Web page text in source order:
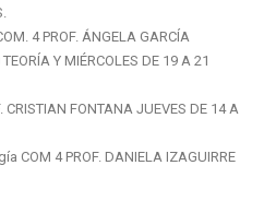
4 PROF. ÁNGELA GARCÍA
Y MIÉRCOLES DE 19 A 21
FONTANA JUEVES DE 14 A
COM 4 PROF. DANIELA IZAGUIRRE